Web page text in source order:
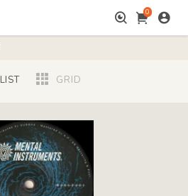
0
LIST GRID